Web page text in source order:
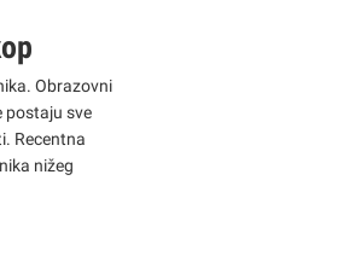
Obrazovni
postaju sve
Recentna
nižeg